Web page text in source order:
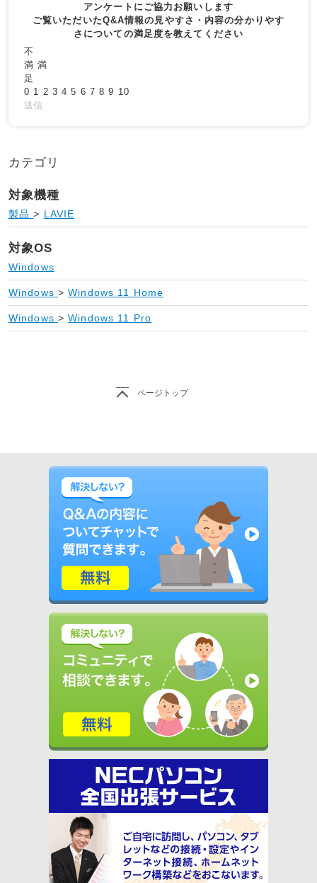
アンケートにご協力お願いします
ご覧いただいたQ&A情報の見やすさ・内容の分かりやす
さについての満足度を教えてください
不
満 満
足
0 1 2 3 4 5 6 7 8 9 10
送信
カテゴリ
対象機種
製品 > LAVIE
対象OS
Windows
Windows > Windows 11 Home
Windows > Windows 11 Pro
ページトップ